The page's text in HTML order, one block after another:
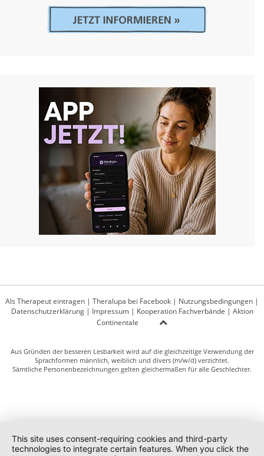
Als Therapeut eintragen | Theralupa bei Facebook | Nutzungsbedingungen |
Datenschutzerklärung| Impressum| Kooperation Fachverbände | Aktion
Continentale
Aus Gründen der besseren Lesbarkeit wird auf die gleichzeitige Verwendung der
Sprachformen männlich, weiblich und divers (m/w/d) verzichtet.
Sämtliche Personenbezeichnungen gelten gleichermaßen für alle Geschlechter.
This site uses consent-requiring cookies and third-party
technologies to integrate certain features. When you click the